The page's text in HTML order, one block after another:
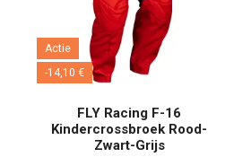
Actie
-14,10 €
FLY Racing F-16
Kindercrossbroek Rood-
Zwart-Grijs